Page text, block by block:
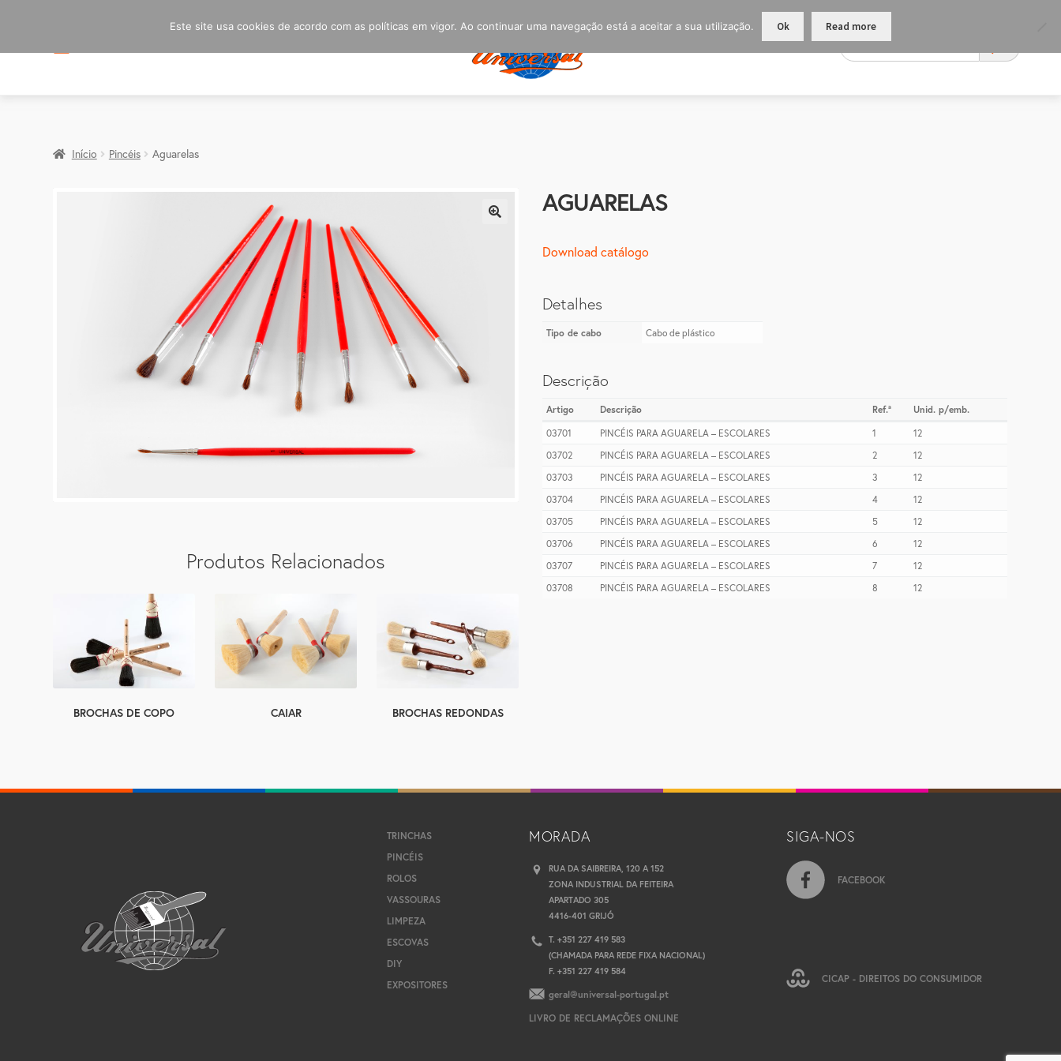
Início Pincéis Aguarelas
Produtos Relacionados
BROCHAS DE COPO CAIAR BROCHAS REDONDAS
AGUARELAS
Download catálogo
Detalhes
Tipo de cabo Cabo de plástico
Descrição
Artigo Descrição Ref.ª
Unid. p/emb.
03701
PINCÉIS PARA AGUARELA – ESCOLARES 1
12
03702
PINCÉIS PARA AGUARELA – ESCOLARES 2
12
03703
PINCÉIS PARA AGUARELA – ESCOLARES 3
12
03704
PINCÉIS PARA AGUARELA – ESCOLARES 4
12
03705
PINCÉIS PARA AGUARELA – ESCOLARES 5
12
03706
PINCÉIS PARA AGUARELA – ESCOLARES 6
12
03707
PINCÉIS PARA AGUARELA – ESCOLARES 7
12
03708
PINCÉIS PARA AGUARELA – ESCOLARES 8 12
TRINCHAS
PINCÉIS
ROLOS
VASSOURAS
LIMPEZA
ESCOVAS
DIY
EXPOSITORES
MORADA
RUA DA SAIBREIRA, 120 A 152
ZONA INDUSTRIAL DA FEITEIRA
APARTADO 305
4416-401 GRIJÓ
T. +351 227 419 583
(CHAMADA PARA REDE FIXA NACIONAL)
F. +351 227 419 584
geral@universal-portugal.pt
LIVRO DE RECLAMAÇÕES ONLINE
SIGA-NOS
FACEBOOK
CICAP - DIREITOS DO CONSUMIDOR
Este site usa cookies de acordo com as políticas em vigor. Ao continuar uma navegação está a aceitar a sua utilização. Ok Read more